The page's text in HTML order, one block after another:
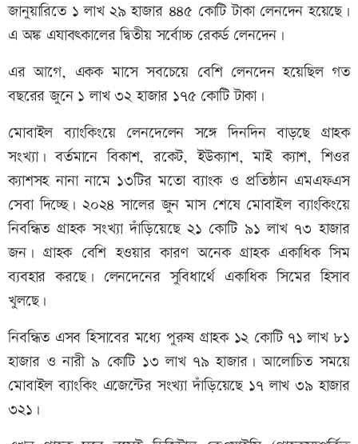
জানুয়ারিতে ১ লাখ ২৯ হাজার ৪৪৫ কোটি টাকা লেনদেন হয়েছে।
এ অঙ্ক এযাবৎকালের দ্বিতীয় সর্বোচ্চ রেকর্ড লেনদেন।
এর আগে, একক মাসে সবচেয়ে বেশি লেনদেন হয়েছিল গত
বছরের জুনে ১ লাখ ৩২ হাজার ১৭৫ কোটি টাকা।
মোবাইল ব্যাংকিংয়ে লেনদেলেন সঙ্গে দিনদিন বাড়ছে গ্রাহক
সংখ্যা। বর্তমানে বিকাশ, রকেট, ইউক্যাশ, মাই ক্যাশ, শিওর
ক্যাশসহ নানা নামে ১৩টির মতো ব্যাংক ও প্রতিষ্ঠান এমএফএস
সেবা দিচ্ছে। ২০২৪ সালের জুন মাস শেষে মোবাইল ব্যাংকিংয়ে
নিবন্ধিত গ্রাহক সংখ্যা দাঁড়িয়েছে ২১ কোটি ৯১ লাখ ৭৩ হাজার
জন। গ্রাহক বেশি হওয়ার কারণ অনেক গ্রাহক একাধিক সিম
ব্যবহার করছে। লেনদেনের সুবিধার্থে একাধিক সিমের হিসাব
খুলছে।
নিবন্ধিত এসব হিসাবের মধ্যে পুরুষ গ্রাহক ১২ কোটি ৭১ লাখ ৮১
হাজার ও নারী ৯ কোটি ১৩ লাখ ৭৯ হাজার। আলোচিত সময়ে
মোবাইল ব্যাংকিং এজেন্টের সংখ্যা দাঁড়িয়েছে ১৭ লাখ ৩৯ হাজার
৩২১।